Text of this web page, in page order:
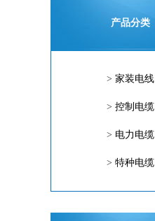
产品分类
> 家装电线
> 控制电缆
> 电力电缆
> 特种电缆